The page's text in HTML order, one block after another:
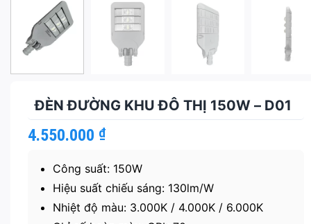
ĐÈN ĐƯỜNG KHU ĐÔ THỊ 150W – D01
4.550.000 ₫
Công suất: 150W
Hiệu suất chiếu sáng: 130lm/W
Nhiệt độ màu: 3.000K / 4.000K / 6.000K